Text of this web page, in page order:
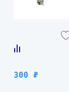
300 ₽